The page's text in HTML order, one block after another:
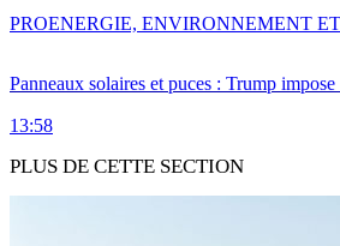
Panneaux solaires et puces : Trump
13:58
PROENERGIE, ENVIRONNEMENT
PLUS DE CETTE SECTION